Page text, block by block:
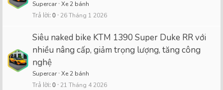
Supercar Xe 2 bánh
Trả lời 0 26 Tháng 1 2026
Siêu naked bike KTM 1390 Super Duke RR với
nhiều nâng cấp, giảm trọng lượng, tăng công
nghệ
Supercar Xe 2 bánh
Trả lời 0 21 Tháng 4 2026